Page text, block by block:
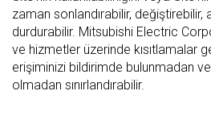
zaman sonlandırabilir, değiştirebilir,
durdurabilir. Mitsubishi Electric
ve hizmetler üzerinde kısıtlamalar
erişiminizi bildirimde bulunmadan
olmadan sınırlandırabilir.